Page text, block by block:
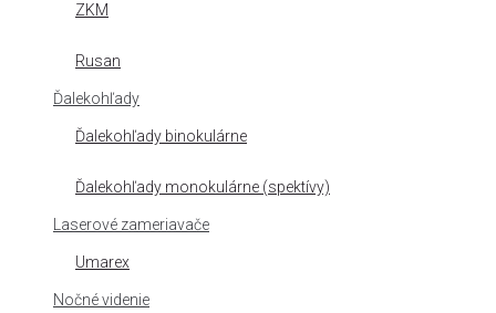
ZKM
Rusan
Ďalekohľady
Ďalekohľady binokulárne
Ďalekohľady monokulárne (spektívy)
Laserové zameriavače
Umarex
Nočné videnie